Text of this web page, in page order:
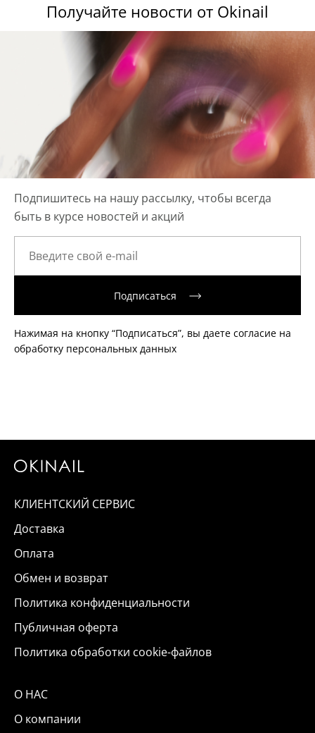
Получайте новости от Okinail
Подпишитесь на нашу рассылку, чтобы всегда
быть в курсе новостей и акций
Подписаться
Нажимая на кнопку “Подписаться”, вы даете согласие на
обработку персональных данных
КЛИЕНТСКИЙ СЕРВИС
Доставка
Оплата
Обмен и возврат
Политика конфиденциальности
Публичная оферта
Политика обработки cookie-файлов
О НАС
О компании